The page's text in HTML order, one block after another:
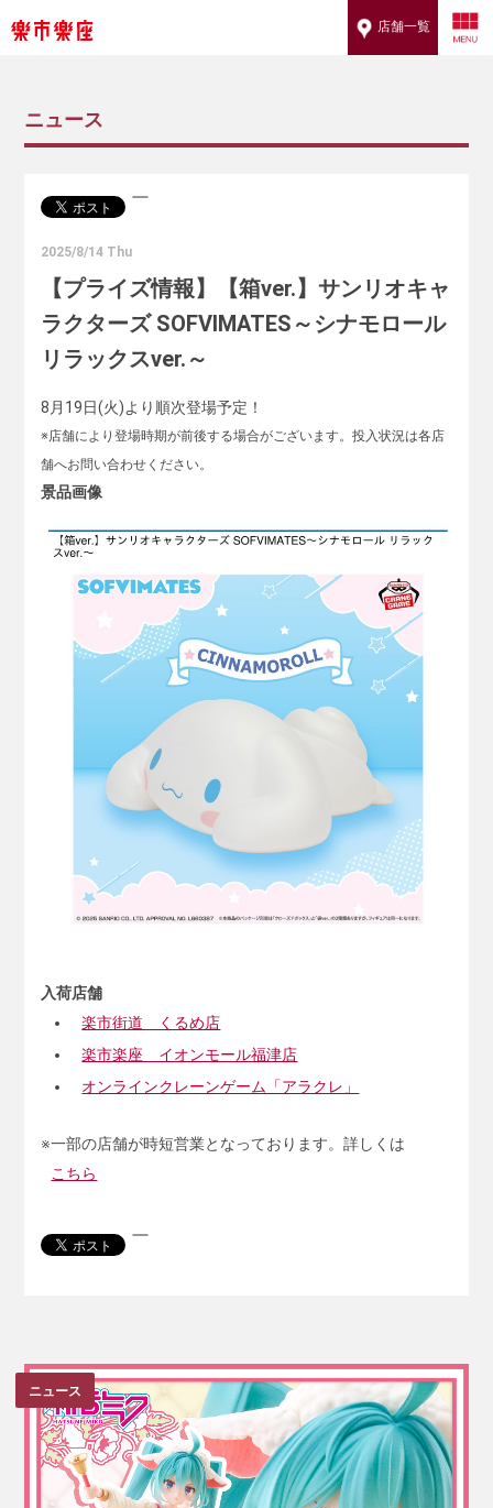
店舗一覧
ニュース
2025/8/14 Thu
【プライズ情報】【箱ver.】サンリオキャ
ラクターズ SOFVIMATES～シナモロール
リラックスver.～
8月19日(火)より順次登場予定！
※店舗により登場時期が前後する場合がございます。投入状況は各店
舗へお問い合わせください。
景品画像
入荷店舗
楽市街道 くるめ店
楽市楽座 イオンモール福津店
オンラインクレーンゲーム「アラクレ」
※一部の店舗が時短営業となっております。詳しくは
こちら
ニュース